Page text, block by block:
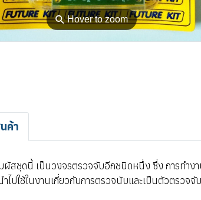
⚲Hover to zoom
ค้า
ผัสชุดนี้ เป็นวงจรตรวจจับอีกชนิดหนึ่ง ซึ่ง การทำง
ปใช้ในงานเกี่ยวกับการตรวจนับและเป็นตัวตรวจจับ